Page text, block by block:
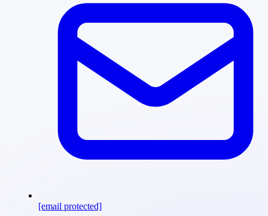
[email protected]